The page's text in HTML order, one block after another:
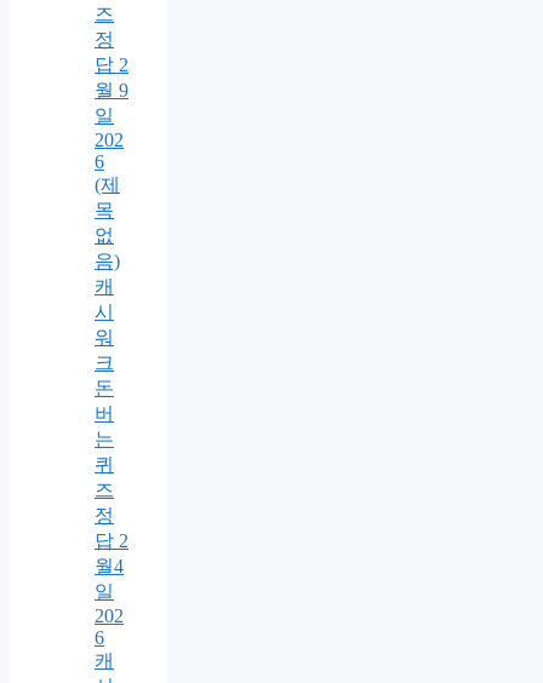
즈
정
답 2
월 9
일
202
6
(제
목
없
음)
캐
시
워
크
돈
버
는
퀴
즈
정
답 2
월4
일
202
6
캐